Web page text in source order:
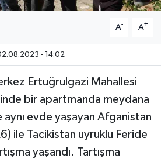
A- A+
- 14:02
Ertuğrulgazi Mahallesi
bir apartmanda meydana
evde yaşayan Afganistan
ile Tacikistan uyruklu Feride
yaşandı. Tartışma